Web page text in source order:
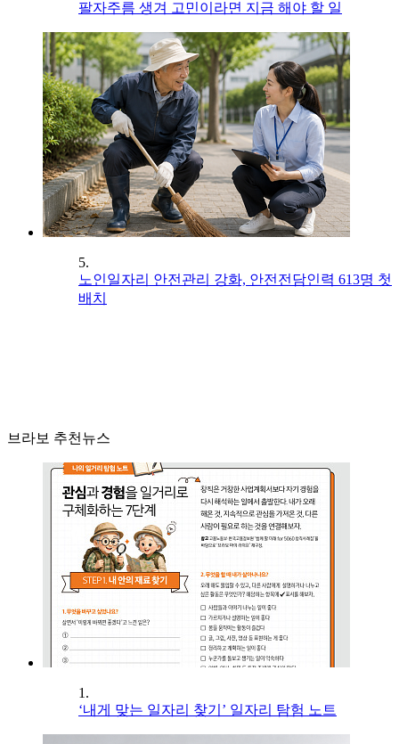
팔자주름 생겨 고민이라면 지금 해야 할 일
5.
노인일자리 안전관리 강화, 안전전담인력 613명 첫
배치
브라보 추천뉴스
1.
‘내게 맞는 일자리 찾기’ 일자리 탐험 노트